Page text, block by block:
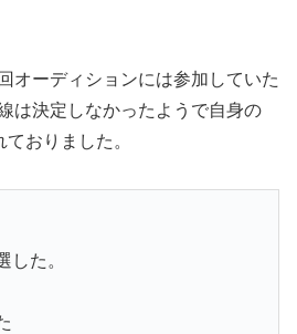
オーディションには参加していた
は決定しなかったようで自身の
おりました。
した。